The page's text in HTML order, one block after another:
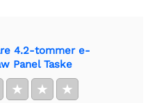
4.2-tommer e-
Panel Taske
★ ★ ★